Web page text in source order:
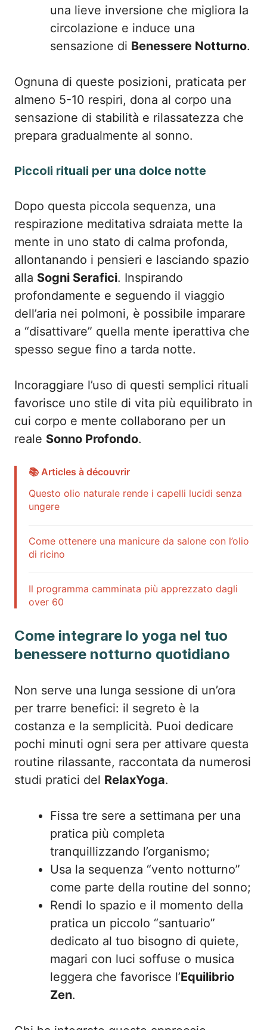
una lieve inversione che migliora la
circolazione e induce una
sensazione di Benessere Notturno.
Ognuna di queste posizioni, praticata per
almeno 5-10 respiri, dona al corpo una
sensazione di stabilità e rilassatezza che
prepara gradualmente al sonno.
Piccoli rituali per una dolce notte
Dopo questa piccola sequenza, una
respirazione meditativa sdraiata mette la
mente in uno stato di calma profonda,
allontanando i pensieri e lasciando spazio
alla Sogni Serafici. Inspirando
profondamente e seguendo il viaggio
dell’aria nei polmoni, è possibile imparare
a “disattivare” quella mente iperattiva che
spesso segue fino a tarda notte.
Incoraggiare l’uso di questi semplici rituali
favorisce uno stile di vita più equilibrato in
cui corpo e mente collaborano per un
reale Sonno Profondo.
📚 Articles à découvrir
Questo olio naturale rende i capelli lucidi senza
ungere
Come ottenere una manicure da salone con l’olio
di ricino
Il programma camminata più apprezzato dagli
over 60
Come integrare lo yoga nel tuo
benessere notturno quotidiano
Non serve una lunga sessione di un’ora
per trarre benefici: il segreto è la
costanza e la semplicità. Puoi dedicare
pochi minuti ogni sera per attivare questa
routine rilassante, raccontata da numerosi
studi pratici del RelaxYoga.
Fissa tre sere a settimana per una
pratica più completa
tranquillizzando l’organismo;
Usa la sequenza “vento notturno”
come parte della routine del sonno;
Rendi lo spazio e il momento della
pratica un piccolo “santuario”
dedicato al tuo bisogno di quiete,
magari con luci soffuse o musica
leggera che favorisce l’Equilibrio
Zen.